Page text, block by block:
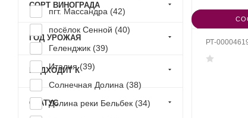
РТ-
пгт. Массандра (42)
посёлок Сенной (40)
Геленджик (39)
Италия (39)
Солнечная Долина (38)
Долина реки Бельбек (34)
СОРТ ВИНОГРАДА
ГОД УРОЖАЯ
ПОДХОДИТ К
СТАТУС